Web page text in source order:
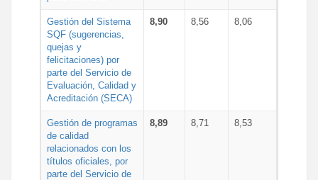
Gestión del Sistema
SQF (sugerencias,
quejas y
felicitaciones) por
parte del Servicio de
Evaluación, Calidad y
Acreditación (SECA)
8,90 8,56 8,06
Gestión de programas
de calidad
relacionados con los
títulos oficiales, por
parte del Servicio de
8,89 8,71 8,53